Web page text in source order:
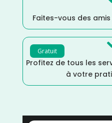
Faites-vous des
Gratuit
Profitez de tous les
à votre